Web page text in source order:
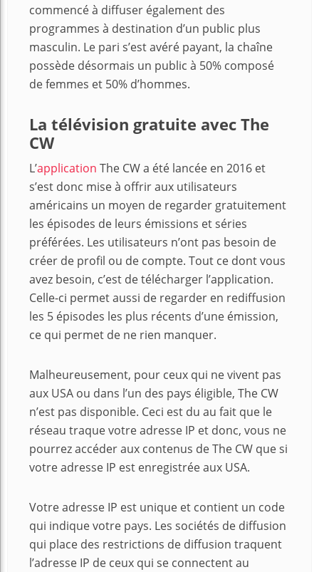
commencé à diffuser également des
programmes à destination d’un public plus
masculin. Le pari s’est avéré payant, la chaîne
possède désormais un public à 50% composé
de femmes et 50% d’hommes.
La télévision gratuite avec The
CW
L’application The CW a été lancée en 2016 et
s’est donc mise à offrir aux utilisateurs
américains un moyen de regarder gratuitement
les épisodes de leurs émissions et séries
préférées. Les utilisateurs n’ont pas besoin de
créer de profil ou de compte. Tout ce dont vous
avez besoin, c’est de télécharger l’application.
Celle-ci permet aussi de regarder en rediffusion
les 5 épisodes les plus récents d’une émission,
ce qui permet de ne rien manquer.
Malheureusement, pour ceux qui ne vivent pas
aux USA ou dans l’un des pays éligible, The CW
n’est pas disponible. Ceci est du au fait que le
réseau traque votre adresse IP et donc, vous ne
pourrez accéder aux contenus de The CW que si
votre adresse IP est enregistrée aux USA.
Votre adresse IP est unique et contient un code
qui indique votre pays. Les sociétés de diffusion
qui place des restrictions de diffusion traquent
l’adresse IP de ceux qui se connectent au